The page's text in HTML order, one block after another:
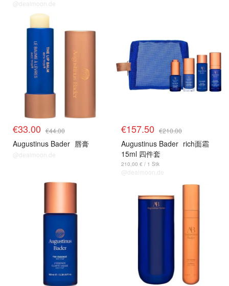
@dealmoon.de
€33.00 €44.00
Augustinus Bader 唇膏
@dealmoon.de
€157.50 €210.00
Augustinus Bader rich面霜
15ml 四件套
210,00 € / 1 Stk
@dealmoon.de